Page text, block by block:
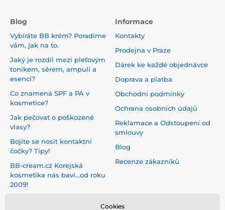
Blog
Vybíráte BB krém? Poradíme
vám, jak na to.
Jaký je rozdíl mezi pleťovým
tonikem, sérem, ampulí a
esencí?
Co znamená SPF a PA v
kosmetice?
Jak pečovat o poškozené
vlasy?
Bojíte se nosit kontaktní
čočky? Tipy!
BB-cream.cz Korejská
kosmetika nás baví...od roku
2009!
Informace
Kontakty
Prodejna v Praze
Dárek ke každé objednávce
Doprava a platba
Obchodní podmínky
Ochrana osobních údajů
Reklamace a Odstoupení od
smlouvy
Blog
Recenze zákazníků
Cookies